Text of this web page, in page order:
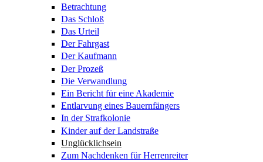
Betrachtung
Das Schloß
Das Urteil
Der Fahrgast
Der Kaufmann
Der Prozeß
Die Verwandlung
Ein Bericht für eine Akademie
Entlarvung eines Bauernfängers
In der Strafkolonie
Kinder auf der Landstraße
Unglücklichsein
Zum Nachdenken für Herrenreiter